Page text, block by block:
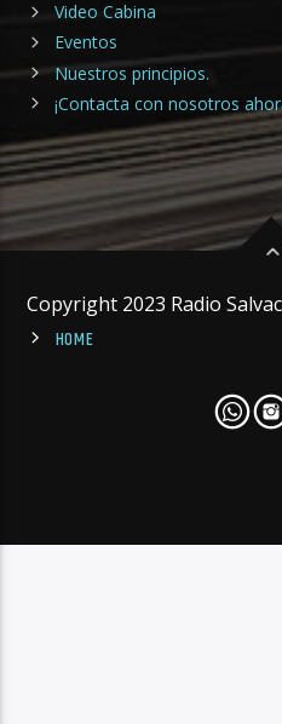
Video Cabina
Eventos
Nuestros principios.
¡Contacta con nosotros
Copyright 2023 Radio
HOME